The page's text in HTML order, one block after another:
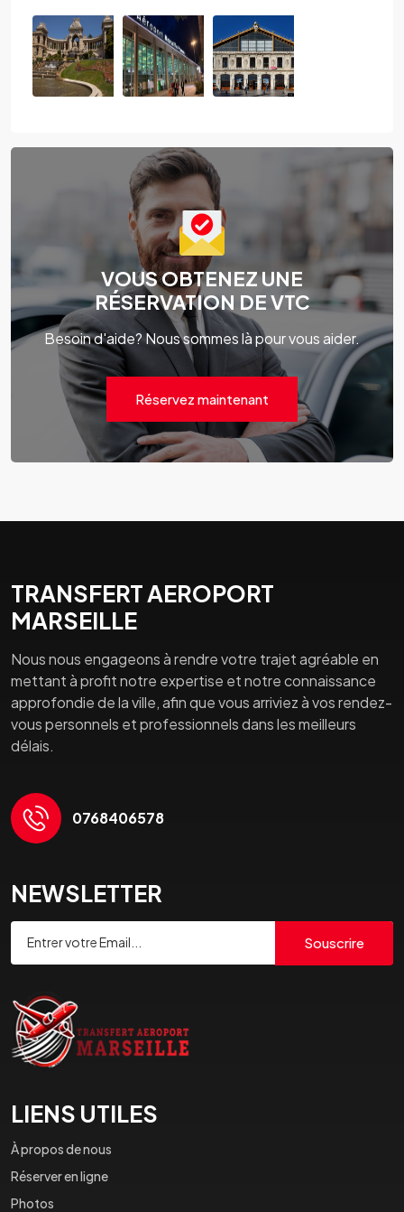
VOUS OBTENEZ UNE
RÉSERVATION DE VTC
Besoin d'aide? Nous sommes là pour vous aider.
Réservez maintenant
TRANSFERT AEROPORT
MARSEILLE
Nous nous engageons à rendre votre trajet agréable en
mettant à profit notre expertise et notre connaissance
approfondie de la ville, afin que vous arriviez à vos rendez-
vous personnels et professionnels dans les meilleurs
délais.
0768406578
NEWSLETTER
Souscrire
LIENS UTILES
À propos de nous
Réserver en ligne
Photos